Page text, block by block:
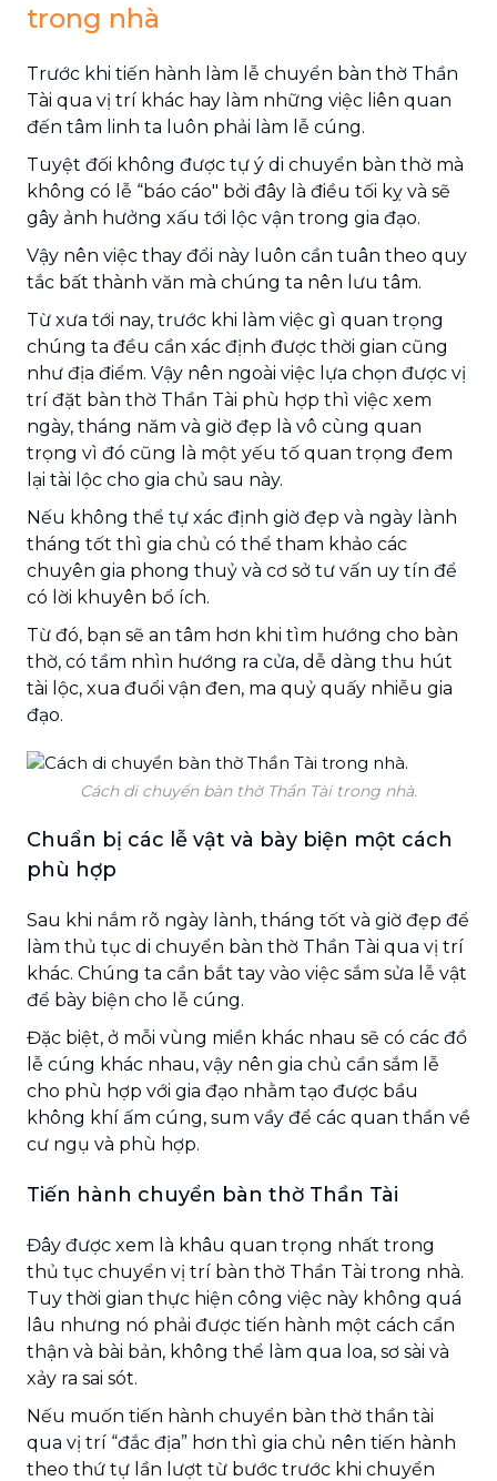
trong nhà
Trước khi tiến hành làm lễ chuyển bàn thờ Thần
Tài qua vị trí khác hay làm những việc liên quan
đến tâm linh ta luôn phải làm lễ cúng.
Tuyệt đối không được tự ý di chuyển bàn thờ mà
không có lễ “báo cáo" bởi đây là điều tối kỵ và sẽ
gây ảnh hưởng xấu tới lộc vận trong gia đạo.
Vậy nên việc thay đổi này luôn cần tuân theo quy
tắc bất thành văn mà chúng ta nên lưu tâm.
Từ xưa tới nay, trước khi làm việc gì quan trọng
chúng ta đều cần xác định được thời gian cũng
như địa điểm. Vậy nên ngoài việc lựa chọn được vị
trí đặt bàn thờ Thần Tài phù hợp thì việc xem
ngày, tháng năm và giờ đẹp là vô cùng quan
trọng vì đó cũng là một yếu tố quan trọng đem
lại tài lộc cho gia chủ sau này.
Nếu không thể tự xác định giờ đẹp và ngày lành
tháng tốt thì gia chủ có thể tham khảo các
chuyên gia phong thuỷ và cơ sở tư vấn uy tín để
có lời khuyên bổ ích.
Từ đó, bạn sẽ an tâm hơn khi tìm hướng cho bàn
thờ, có tầm nhìn hướng ra cửa, dễ dàng thu hút
tài lộc, xua đuổi vận đen, ma quỷ quấy nhiễu gia
đạo.
Cách di chuyển bàn thờ Thần Tài trong nhà.
Chuẩn bị các lễ vật và bày biện một cách
phù hợp
Sau khi nắm rõ ngày lành, tháng tốt và giờ đẹp để
làm thủ tục di chuyển bàn thờ Thần Tài qua vị trí
khác. Chúng ta cần bắt tay vào việc sắm sửa lễ vật
để bày biện cho lễ cúng.
Đặc biệt, ở mỗi vùng miền khác nhau sẽ có các đồ
lễ cúng khác nhau, vậy nên gia chủ cần sắm lễ
cho phù hợp với gia đạo nhằm tạo được bầu
không khí ấm cúng, sum vầy để các quan thần về
cư ngụ và phù hợp.
Tiến hành chuyển bàn thờ Thần Tài
Đây được xem là khâu quan trọng nhất trong
thủ tục chuyển vị trí bàn thờ Thần Tài trong nhà.
Tuy thời gian thực hiện công việc này không quá
lâu nhưng nó phải được tiến hành một cách cẩn
thận và bài bản, không thể làm qua loa, sơ sài và
xảy ra sai sót.
Nếu muốn tiến hành chuyển bàn thờ thần tài
qua vị trí “đắc địa” hơn thì gia chủ nên tiến hành
theo thứ tự lần lượt từ bước trước khi chuyển